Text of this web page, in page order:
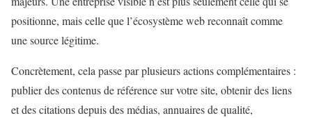
positionne, mais celle que l’écosystème web reconnaît comme
une source légitime.
Concrètement, cela passe par plusieurs actions complémentaires :
publier des contenus de référence sur votre site, obtenir des liens
et des citations depuis des médias, annuaires de qualité,